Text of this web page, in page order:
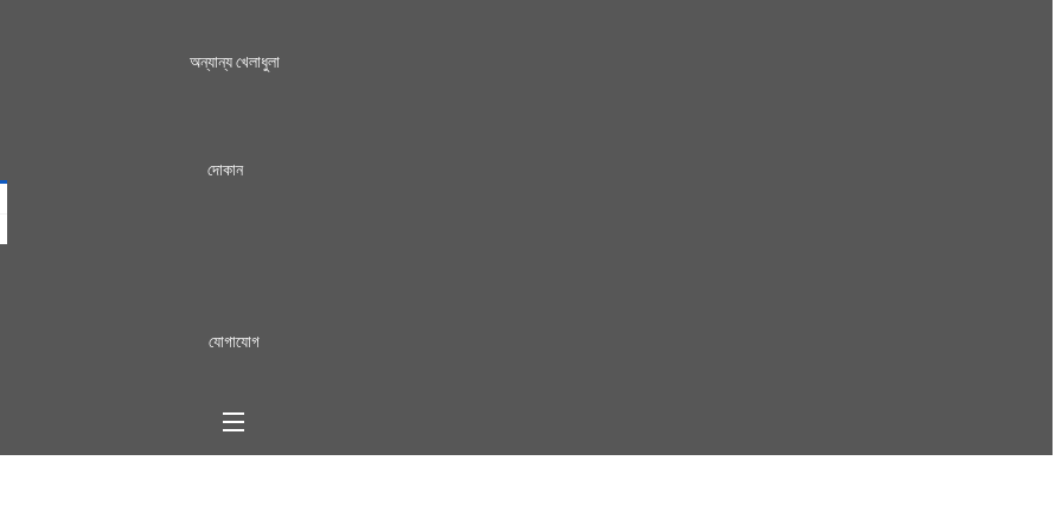
অন্যান্য খেলাধুলা
দোকান
যোগাযোগ